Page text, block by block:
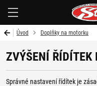
Úvod Doplňky na motorku
ZVÝŠENÍ ŘÍDÍTEK
Správné nastavení řídítek je